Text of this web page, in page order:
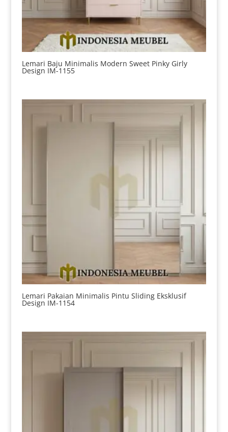
Lemari Baju Minimalis Modern Sweet Pinky Girly
Design IM-1155
Lemari Pakaian Minimalis Pintu Sliding Eksklusif
Design IM-1154